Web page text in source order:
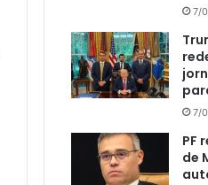
7/
7/
PF
de